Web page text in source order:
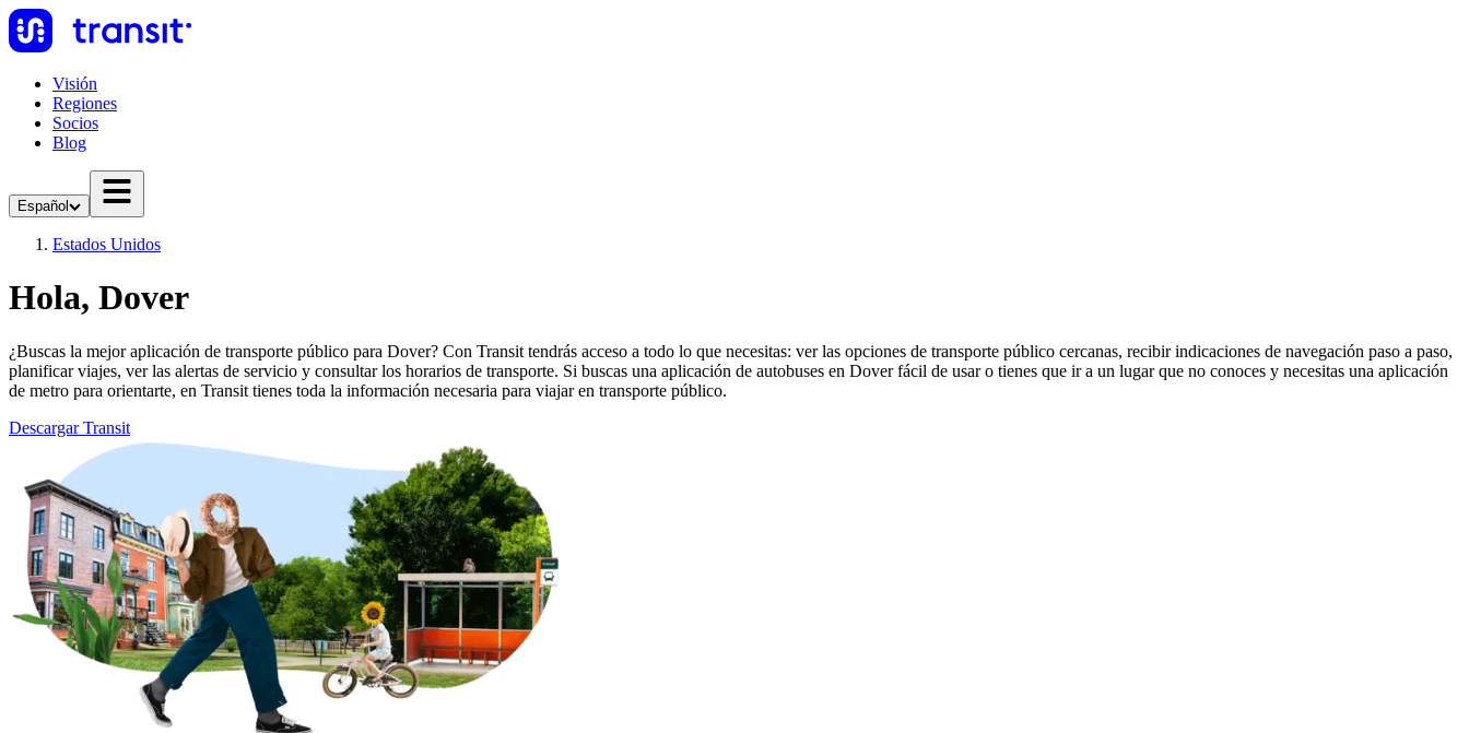
Visión
Regiones
Socios
Blog
Español
Estados Unidos
Hola, Dover
¿Buscas la mejor aplicación de transporte público para Dover? Con Transit tendrás acceso a todo lo que necesitas: ver las opciones de transporte público cercanas, recibir indicaciones de navegación paso a paso,
planificar viajes, ver las alertas de servicio y consultar los horarios de transporte. Si buscas una aplicación de autobuses en Dover fácil de usar o tienes que ir a un lugar que no conoces y necesitas una aplicación
de metro para orientarte, en Transit tienes toda la información necesaria para viajar en transporte público.
Descargar Transit